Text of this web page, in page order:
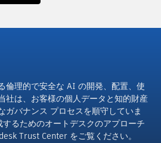
倫理的で安全な AI の開発、配置、使
社は、お客様の個人データと知的財産
ガバナンス プロセスを順守していま
るためのオートデスクのアプローチ
Trust Center をご覧ください。